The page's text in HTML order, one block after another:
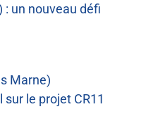
: un nouveau défi
Marne)
le projet CR11